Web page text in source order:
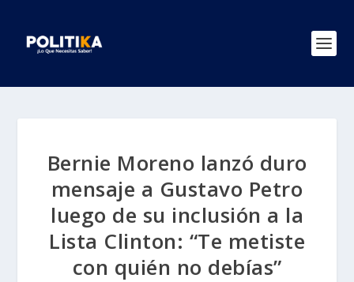
Bernie Moreno lanzó duro
mensaje a Gustavo Petro
luego de su inclusión a la
Lista Clinton: “Te metiste
con quién no debías”